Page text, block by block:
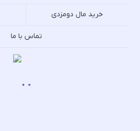
خرید مال دومزدی
تماس با ما